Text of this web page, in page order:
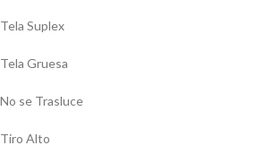
Tela Suplex
Tela Gruesa
No se Trasluce
Tiro Alto